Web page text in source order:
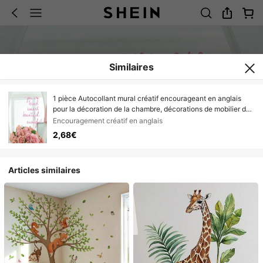
Similaires
1 pièce Autocollant mural créatif encourageant en anglais
pour la décoration de la chambre, décorations de mobilier de
maison pour les fêtes, meilleurs cadeaux, décalcomanies
murales en vinyle, autocollants amovibles
Encouragement créatif en anglais
2,68€
Articles similaires